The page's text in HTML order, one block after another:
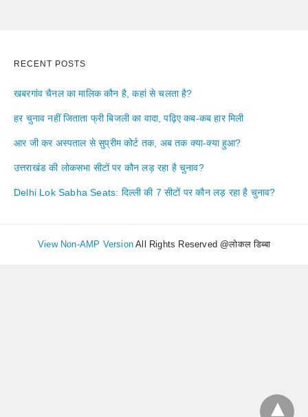
RECENT POSTS
खबरगांव चैनल का मालिक कौन है, कहां से चलता है?
हर चुनाव नहीं जिताता फ्री बिजली का वादा, पढ़िए कब-कब हार मिली
आर जी कर अस्पताल से सुप्रीम कोर्ट तक, अब तक क्या-क्या हुआ?
उत्तराखंड की लोकसभा सीटों पर कौन लड़ रहा है चुनाव?
Delhi Lok Sabha Seats: दिल्ली की 7 सीटों पर कौन लड़ रहा है चुनाव?
View Non-AMP Version All Rights Reserved @लोकल डिब्बा